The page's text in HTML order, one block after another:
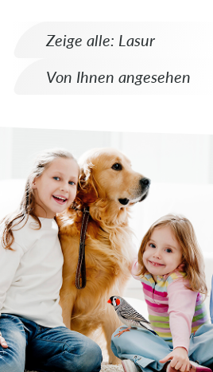
Zeige alle: Lasur
Von Ihnen angesehen